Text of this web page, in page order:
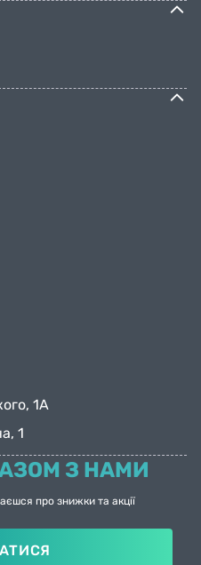
1А
1
З НАМИ
про знижки та акції